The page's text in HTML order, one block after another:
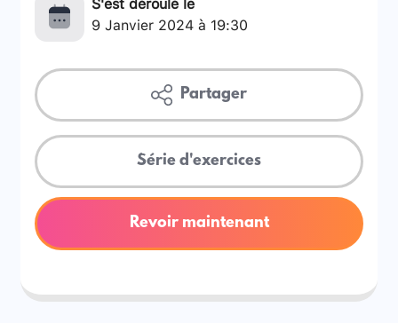
9 Janvier 2024 à 19:30
Partager
Série d'exercices
Revoir maintenant